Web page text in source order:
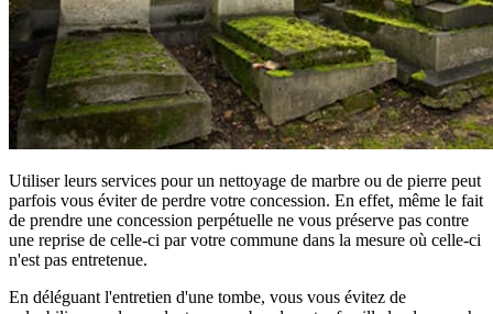
Utiliser leurs services pour un nettoyage de marbre ou de pierre peut
parfois vous éviter de perdre votre concession. En effet, même le fait
de prendre une concession perpétuelle ne vous préserve pas contre
une reprise de celle-ci par votre commune dans la mesure où celle-ci
n'est pas entretenue.
En déléguant l'entretien d'une tombe, vous vous évitez de